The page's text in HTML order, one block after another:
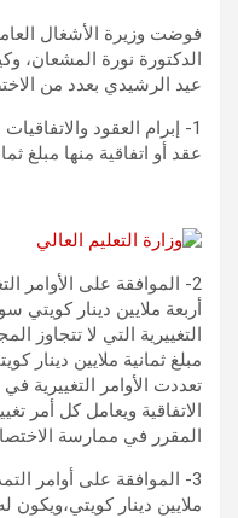
فوضت وزيرة الأشغال
الدكتورة نورة المشعان،
عيد الرشيدي بعدد من
1- إبرام العقود
عقد أو اتفاقية منها مبلغ
2- الموافقة على الأوامر
أربعة ملايين دينار كويتي
التغييرية التي لا تتجاوز
مبلغ ثمانية ملايين دينار
تعددت الأوامر التغييرية
الاتفاقية ويعامل كل أمر
المقرر في ممارسة
3- الموافقة على أوامر
ملايين دينار